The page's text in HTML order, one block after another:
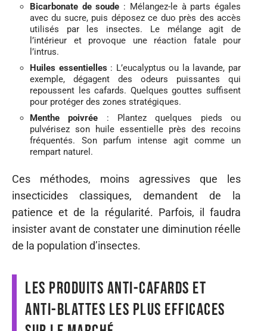
Bicarbonate de soude : Mélangez-le à parts égales
avec du sucre, puis déposez ce duo près des accès
utilisés par les insectes. Le mélange agit de
l’intérieur et provoque une réaction fatale pour
l’intrus.
Huiles essentielles : L’eucalyptus ou la lavande, par
exemple, dégagent des odeurs puissantes qui
repoussent les cafards. Quelques gouttes suffisent
pour protéger des zones stratégiques.
Menthe poivrée : Plantez quelques pieds ou
pulvérisez son huile essentielle près des recoins
fréquentés. Son parfum intense agit comme un
rempart naturel.
Ces méthodes, moins agressives que les
insecticides classiques, demandent de la
patience et de la régularité. Parfois, il faudra
insister avant de constater une diminution réelle
de la population d’insectes.
Les produits anti-cafards et
anti-blattes les plus efficaces